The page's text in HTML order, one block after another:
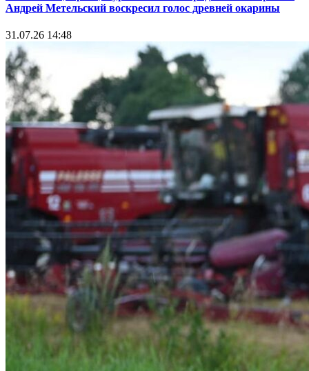
Андрей Метельский воскресил голос древней окарины
31.07.26 14:48